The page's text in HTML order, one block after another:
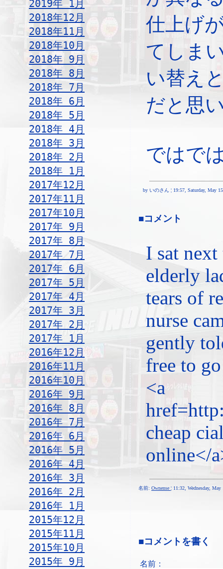
2019年 1月
2018年12月
2018年11月
2018年10月
2018年 9月
2018年 8月
2018年 7月
2018年 6月
2018年 5月
2018年 4月
2018年 3月
2018年 2月
2018年 1月
2017年12月
2017年11月
2017年10月
2017年 9月
2017年 8月
2017年 7月
2017年 6月
2017年 5月
2017年 4月
2017年 3月
2017年 2月
2017年 1月
2016年12月
2016年11月
2016年10月
2016年 9月
2016年 8月
2016年 7月
2016年 6月
2016年 5月
2016年 4月
2016年 3月
2016年 2月
2016年 1月
2015年12月
2015年11月
2015年10月
2015年 9月
仕上げ
てしま
い替え
だと思
ではで
by いのさん ¦ 19:57, Saturday, May
■コメント
I sat next
elderly
tears of
nurse
gently
free to
<a
cheap
online</
名前: Ownense ¦ 11:32, Wednesday,
■コメントを書く
名前：